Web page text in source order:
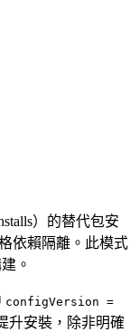
）的替代包安
依賴隔離。此模式
。
configVersion =
升安裝，除非明確